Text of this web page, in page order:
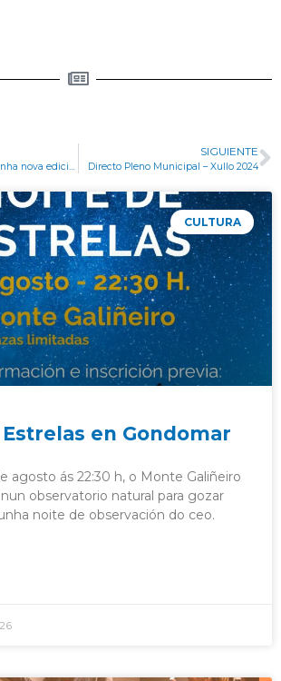
Gondomar presenta unha nova edición das súas tradicionais Festas de San Bieito
SIGUIENTE
Directo Pleno Municipal – Xullo 2024
CULTURA
en Gondomar
agosto ás 22:30 h, o Monte Galiñeiro
observatorio natural para gozar
noite de observación do ceo.